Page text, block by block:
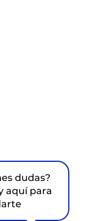
dudas?
aquí para